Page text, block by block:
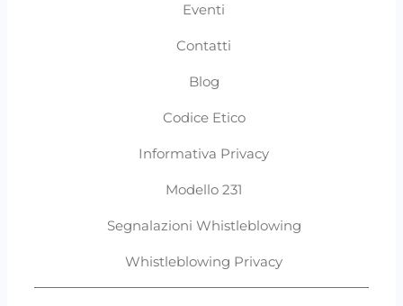
Eventi
Contatti
Blog
Codice Etico
Informativa Privacy
Modello 231
Segnalazioni Whistleblowing
Whistleblowing Privacy